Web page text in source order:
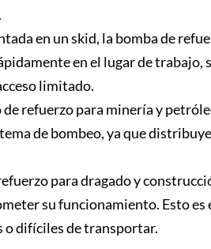
en un skid, la bomba de
en el lugar de trabajo,
limitado.
refuerzo para minería y
de bombeo, ya que
para dragado y
su funcionamiento. Esto es
o difíciles de transportar.